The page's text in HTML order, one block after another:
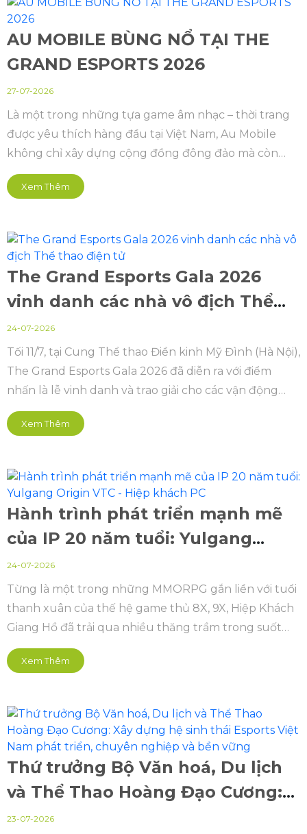
đại diện cho nhiều thể loại game khác nhau
AU MOBILE BÙNG NỔ TẠI THE
GRAND ESPORTS 2026
27-07-2026
Là một trong những tựa game âm nhạc – thời trang
được yêu thích hàng đầu tại Việt Nam, Au Mobile
không chỉ xây dựng cộng đồng đông đảo mà còn
từng bước khẳng định vị thế trên bản đồ thể thao
điện tử. Năm 2026, Au Mobile đánh dấu một cột mốc
chính thức khởi động hệ thống giải đấu The Grand
Esports 2026 với hai sân chơi đỉnh ca
Xem Thêm
The Grand Esports Gala 2026
vinh danh các nhà vô địch Thể
thao điện tử
24-07-2026
Tối 11/7, tại Cung Thể thao Điền kinh Mỹ Đình (Hà Nội),
The Grand Esports Gala 2026 đã diễn ra với điểm
nhấn là lễ vinh danh và trao giải cho các vận động
viên, đội tuyển xuất sắc sau chuỗi giải đấu Cúp Thể
thao điện tử Quốc gia (Vietnam Esports National Cup
Xem Thêm
Hành trình phát triển mạnh mẽ
của IP 20 năm tuổi: Yulgang
Origin VTC - Hiệp khách PC
24-07-2026
Từng là một trong những MMORPG gắn liền với tuổi
thanh xuân của thế hệ game thủ 8X, 9X, Hiệp Khách
Giang Hồ đã trải qua nhiều thăng trầm trong suốt
hành trình 20 năm tại Việt Nam.
Xem Thêm
Thứ trưởng Bộ Văn hoá, Du lịch
và Thể Thao Hoàng Đạo Cương:
Xây dựng hệ sinh thái Esports
23-07-2026